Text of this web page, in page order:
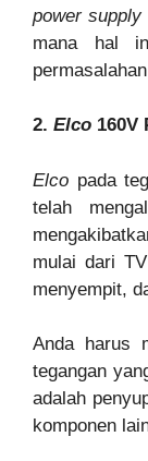
power supply
mana hal
2. Elco 160V
Elco pada
telah
mulai dari
menyempit,
Anda harus
tegangan
adalah
komponen